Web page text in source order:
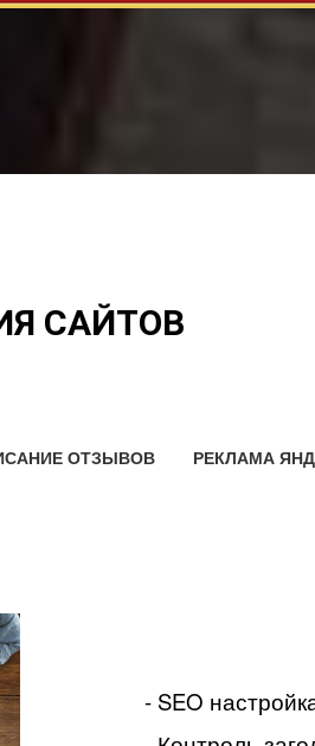
САЙТОВ
ОТЗЫВОВ РЕКЛАМА
- SEO